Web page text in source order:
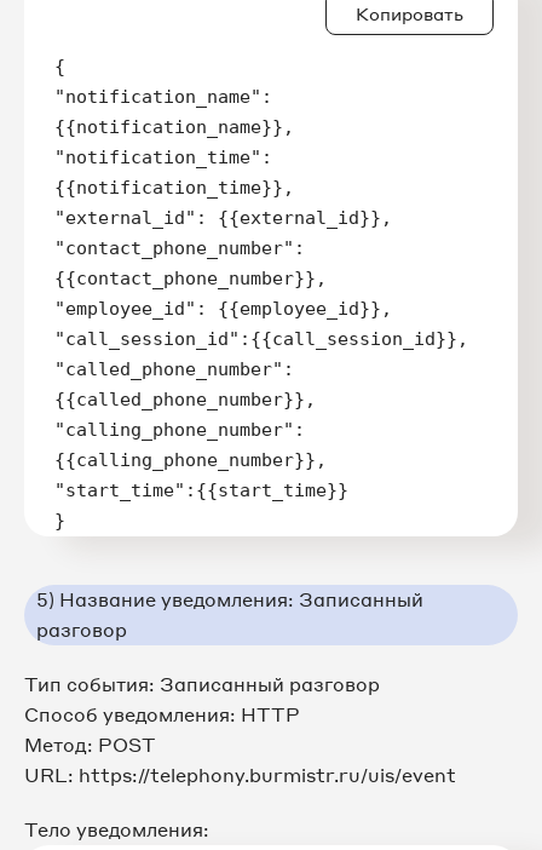
Копировать
{
"notification_name":
{{notification_name}},
"notification_time":
{{notification_time}},
"external_id": {{external_id}},
"contact_phone_number":
{{contact_phone_number}},
"employee_id": {{employee_id}},
"call_session_id":{{call_session_id}},
"called_phone_number":
{{called_phone_number}},
"calling_phone_number":
{{calling_phone_number}},
"start_time":{{start_time}}
}
5) Название уведомления: Записанный
разговор
Тип события: Записанный разговор
Способ уведомления: HTTP
Метод: POST
URL: https://telephony.burmistr.ru/uis/event
Тело уведомления: